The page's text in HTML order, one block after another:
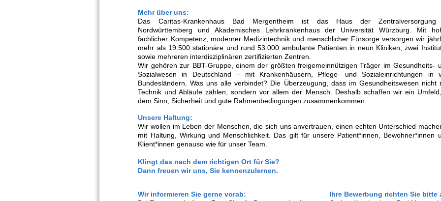
Mehr über uns:
Das Caritas-Krankenhaus Bad Mergentheim ist das Haus der
Nordwürttemberg und Akademisches Lehrkrankenhaus der Universität Würzburg. Mit
fachlicher Kompetenz, moderner Medizintechnik und menschlicher Fürsorge versorgen wir
mehr als 19.500 stationäre und rund 53.000 ambulante Patienten in neun Kliniken, zwei
sowie mehreren interdisziplinären zertifizierten Zentren.
Wir gehören zur BBT-Gruppe, einem der größten freigemeinnützigen Träger im Gesundheits-
Sozialwesen in Deutschland – mit Krankenhäusern, Pflege- und Sozialeinrichtungen in
Bundesländern. Was uns alle verbindet? Die Überzeugung, dass im Gesundheitswesen nicht
Technik und Abläufe zählen, sondern vor allem der Mensch. Deshalb schaffen wir ein
dem Sinn, Sicherheit und gute Rahmenbedingungen zusammenkommen.
Unsere Haltung:
Wir wollen im Leben der Menschen, die sich uns anvertrauen, einen echten Unterschied
mit Haltung, Wirkung und Menschlichkeit. Das gilt für unsere Patient*innen, Bewohner*innen
Klient*innen genauso wie für unser Team.
Klingt das nach dem richtigen Ort für Sie?
Dann freuen wir uns, Sie kennenzulernen.
Wir informieren Sie gerne vorab:
Ihre Bewerbung richten Sie bitte